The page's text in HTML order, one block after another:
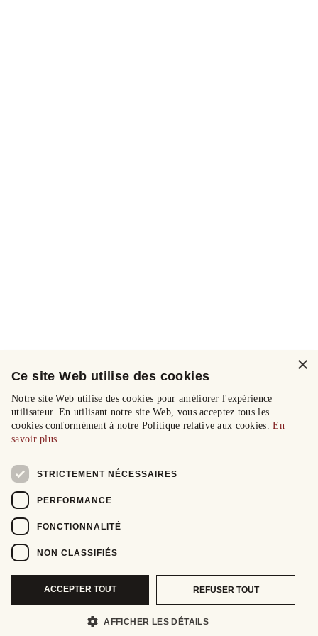
×
Ce site Web utilise des cookies
Notre site Web utilise des cookies pour améliorer l'expérience
utilisateur. En utilisant notre site Web, vous acceptez tous les
cookies conformément à notre Politique relative aux cookies.En
savoir plus
STRICTEMENT NÉCESSAIRES
PERFORMANCE
FONCTIONNALITÉ
NON CLASSIFIÉS
ACCEPTER TOUT REFUSER TOUT
AFFICHER LES DÉTAILS